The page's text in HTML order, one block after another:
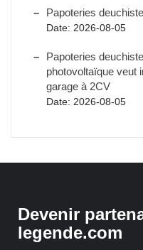
Papoteries
Date: 2026-08-05
Papoteries
photovoltaïque veut
garage à 2CV
Date: 2026-08-05
Devenir
legende.com